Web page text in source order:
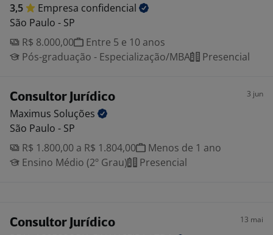
3,5 Empresa confidencial
São Paulo - SP
R$ 8.000,00
Entre 5 e 10 anos
Pós-graduação - Especialização/MBA
Presencial
Consultor Jurídico 3 jun
Maximus Soluções
São Paulo - SP
R$ 1.800,00 a R$ 1.804,00
Menos de 1 ano
Ensino Médio (2º Grau)
Presencial
Consultor Jurídico 13 mai